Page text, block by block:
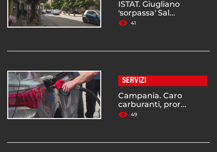
ISTAT. Giugliano
'sorpassa' Sal...
41
SERVIZI
Campania. Caro
carburanti, pror...
49